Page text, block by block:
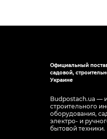
-5% ОНЛАЙН